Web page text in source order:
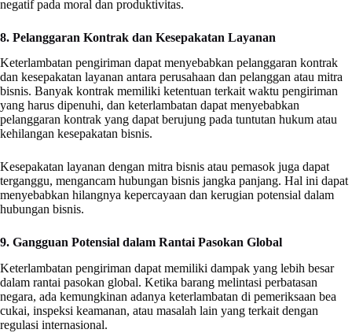
negatif pada moral dan produktivitas.
8. Pelanggaran Kontrak dan Kesepakatan Layanan
Keterlambatan pengiriman dapat menyebabkan pelanggaran kontrak
dan kesepakatan layanan antara perusahaan dan pelanggan atau mitra
bisnis. Banyak kontrak memiliki ketentuan terkait waktu pengiriman
yang harus dipenuhi, dan keterlambatan dapat menyebabkan
pelanggaran kontrak yang dapat berujung pada tuntutan hukum atau
kehilangan kesepakatan bisnis.
Kesepakatan layanan dengan mitra bisnis atau pemasok juga dapat
terganggu, mengancam hubungan bisnis jangka panjang. Hal ini dapat
menyebabkan hilangnya kepercayaan dan kerugian potensial dalam
hubungan bisnis.
9. Gangguan Potensial dalam Rantai Pasokan Global
Keterlambatan pengiriman dapat memiliki dampak yang lebih besar
dalam rantai pasokan global. Ketika barang melintasi perbatasan
negara, ada kemungkinan adanya keterlambatan di pemeriksaan bea
cukai, inspeksi keamanan, atau masalah lain yang terkait dengan
regulasi internasional.